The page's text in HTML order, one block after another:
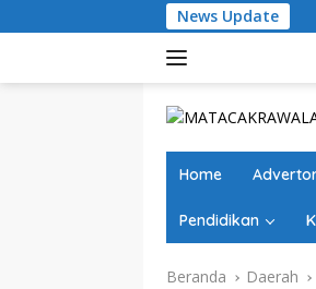
ke
News Update
Home
Pendidikan
Beranda Daerah